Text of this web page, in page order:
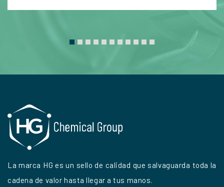
La marca HG es un sello de calidad que salvaguarda toda la
cadena de valor hasta llegar a tus manos.